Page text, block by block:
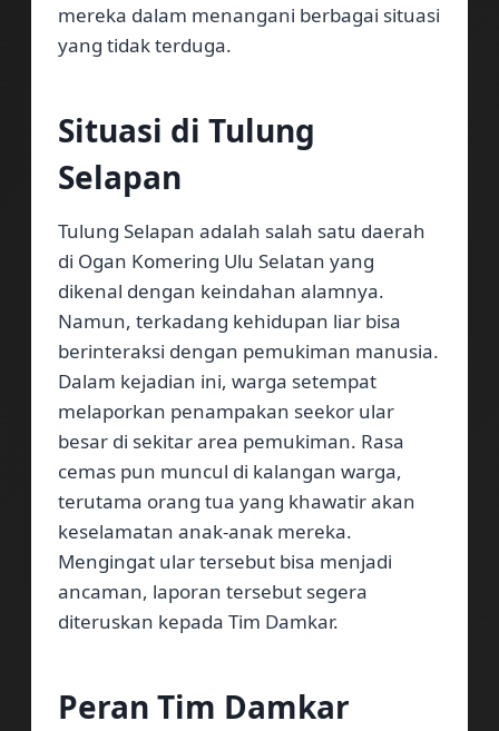
mereka dalam menangani berbagai situasi
yang tidak terduga.
Situasi di Tulung
Selapan
Tulung Selapan adalah salah satu daerah
di Ogan Komering Ulu Selatan yang
dikenal dengan keindahan alamnya.
Namun, terkadang kehidupan liar bisa
berinteraksi dengan pemukiman manusia.
Dalam kejadian ini, warga setempat
melaporkan penampakan seekor ular
besar di sekitar area pemukiman. Rasa
cemas pun muncul di kalangan warga,
terutama orang tua yang khawatir akan
keselamatan anak-anak mereka.
Mengingat ular tersebut bisa menjadi
ancaman, laporan tersebut segera
diteruskan kepada Tim Damkar.
Peran Tim Damkar